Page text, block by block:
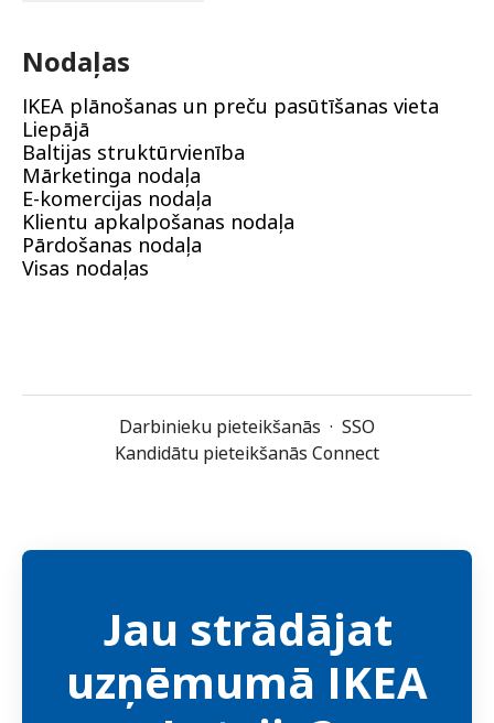
Nodaļas
IKEA plānošanas un preču pasūtīšanas vieta
Liepājā
Baltijas struktūrvienība
Mārketinga nodaļa
E-komercijas nodaļa
Klientu apkalpošanas nodaļa
Pārdošanas nodaļa
Visas nodaļas
Darbinieku pieteikšanās · SSO
Kandidātu pieteikšanās Connect
Jau strādājat
uzņēmumā IKEA